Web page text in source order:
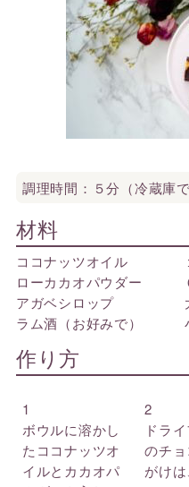
調理時間：５分（冷蔵庫
材料
ココナッツオイル １
ローカカオパウダー
アガベシロップ 大
ラム酒（お好みで）
作り方
1
ボウルに溶かし
たココナッツオ
イルとカカオパ
2
ドラ
のチ
がけ